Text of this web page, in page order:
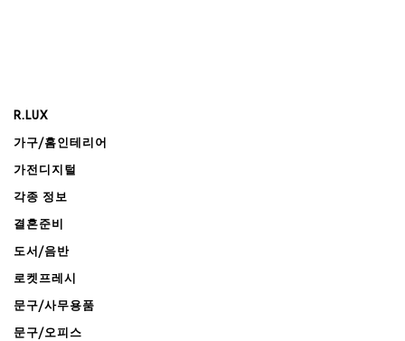
R.LUX
가구/홈인테리어
가전디지털
각종 정보
결혼준비
도서/음반
로켓프레시
문구/사무용품
문구/오피스